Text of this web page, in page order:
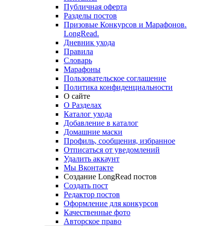
Публичная оферта
Разделы постов
Призовые Конкурсов и Марафонов.
LongRead.
Дневник ухода
Правила
Словарь
Марафоны
Пользовательское соглашение
Политика конфиденциальности
О сайте
О Разделах
Каталог ухода
Добавление в каталог
Домашние маски
Профиль, сообщения, избранное
Отписаться от уведомлений
Удалить аккаунт
Мы Вконтакте
Создание LongRead постов
Создать пост
Редактор постов
Оформление для конкурсов
Качественные фото
Авторское право